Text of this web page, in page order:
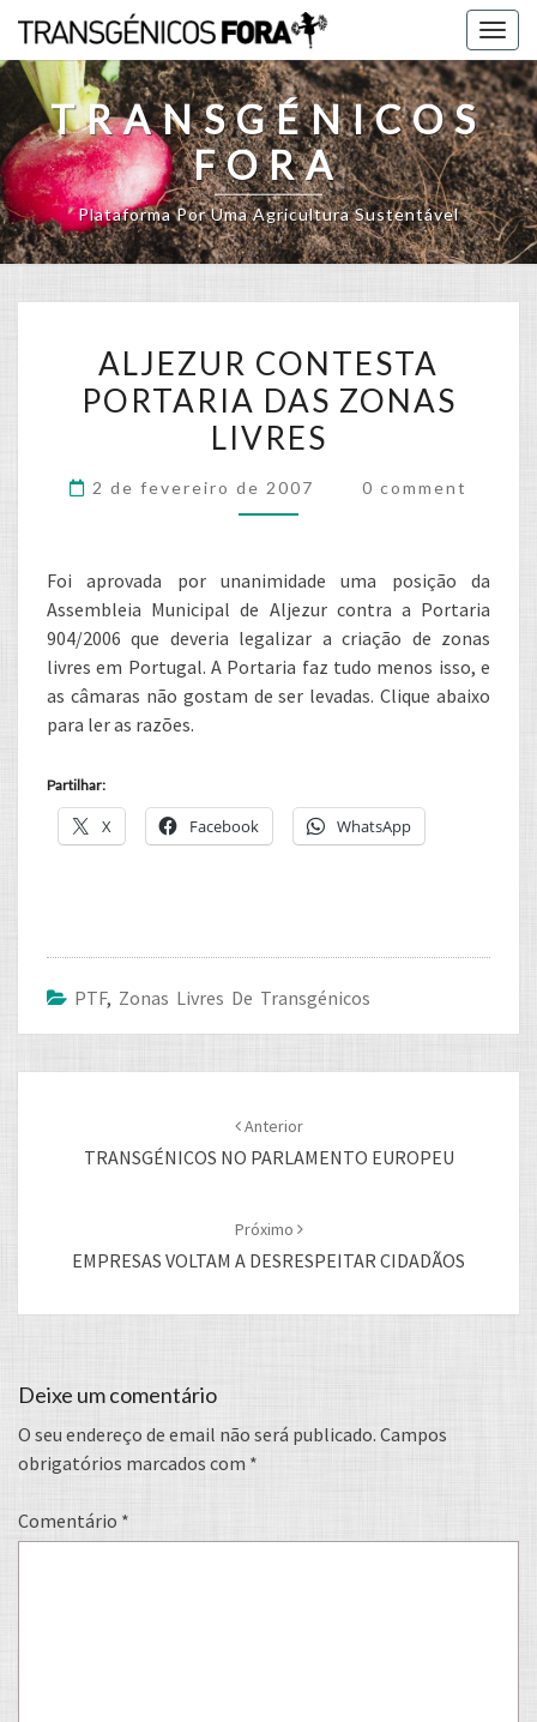
Skip
content
TRANSGÉNICOS
FORA
Plataforma Por Uma Agricultura Sustentável
CONTESTA
PORTARIA
DAS
LIVRES
ALJEZUR CONTESTA
PORTARIA DAS ZONAS
LIVRES
2 de fevereiro de 2007 Comments
0 comment
Foi aprovada por unanimidade uma posição da
Assembleia Municipal de Aljezur contra a Portaria
904/2006 que deveria legalizar a criação de zonas
livres em Portugal. A Portaria faz tudo menos isso, e
as câmaras não gostam de ser levadas. Clique abaixo
para ler as razões.
Partilhar:
X Facebook WhatsApp
PTF, Zonas Livres De Transgénicos
Anterior
TRANSGÉNICOS NO PARLAMENTO EUROPEU
Próximo
EMPRESAS VOLTAM A DESRESPEITAR CIDADÃOS
Deixe um comentário
O seu endereço de email não será publicado. Campos
obrigatórios marcados com *
Comentário *